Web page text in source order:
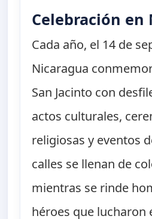
Celebración en
Cada año, el 14 de
Nicaragua
San Jacinto con
actos culturales,
religiosas y eventos
calles se llenan de
mientras se rinde
héroes que lucharon